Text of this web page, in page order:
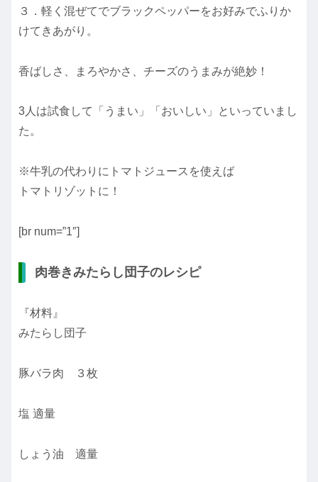
３．軽く混ぜてでブラックペッパーをお好みでふりか
けてきあがり。
香ばしさ、まろやかさ、チーズのうまみが絶妙！
3人は試食して「うまい」「おいしい」といっていまし
た。
※牛乳の代わりにトマトジュースを使えば
トマトリゾットに！
[br num=”1″]
肉巻きみたらし団子のレシピ
『材料』
みたらし団子
豚バラ肉 ３枚
塩 適量
しょう油 適量